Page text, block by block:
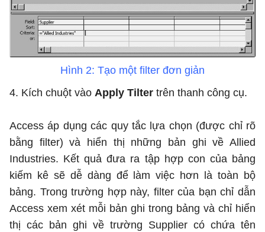
Hình 2: Tạo một filter đơn giản
4. Kích chuột vào Apply Tilter trên thanh công cụ.
Access áp dụng các quy tắc lựa chọn (được chỉ rõ
bằng filter) và hiển thị những bản ghi về Allied
Industries. Kết quả đưa ra tập hợp con của bảng
kiếm kê sẽ dễ dàng để làm việc hơn là toàn bộ
bảng. Trong trường hợp này, filter của bạn chỉ dẫn
Access xem xét mỗi bản ghi trong bảng và chỉ hiển
thị các bản ghi về trường Supplier có chứa tên